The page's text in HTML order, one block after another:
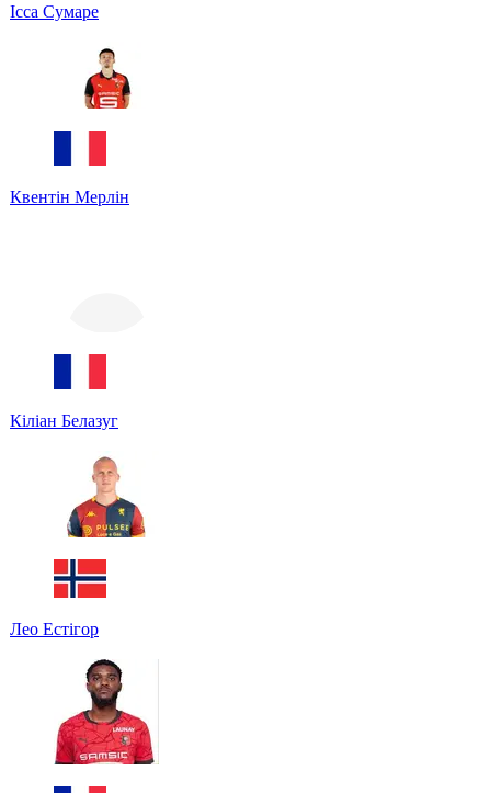
Ісса Сумаре
Квентін Мерлін
Кіліан Белазуг
Лео Естігор